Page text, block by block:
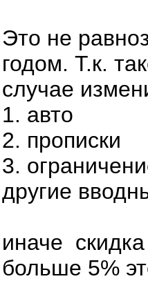
Это не
годом. Т.к.
случае
1. авто
2. прописки
3.
другие
иначе
больше 5%